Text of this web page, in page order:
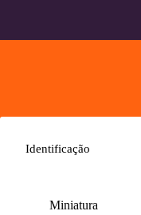
Identificação
Miniatura